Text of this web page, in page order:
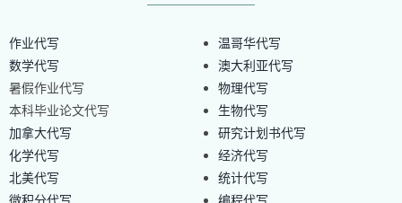
作业代写
数学代写
暑假作业代写
本科毕业论文代写
加拿大代写
化学代写
北美代写
温哥华代写
澳大利亚代写
物理代写
生物代写
研究计划书代写
经济代写
统计代写